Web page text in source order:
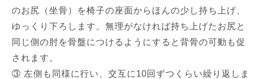
のお尻（坐骨）を椅子の座面からほんの少し持ち上げ、
ゆっくり下ろします。無理がなければ持ち上げたお尻と
同じ側の肘を骨盤につけるようにすると背骨の可動も促
されます。
③ 左側も同様に行い、交互に10回ずつくらい繰り返しま